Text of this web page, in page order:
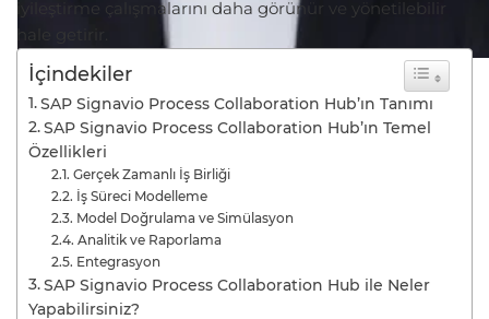
iyileştirme çalışmalarını daha görünür ve yönetilebilir
hale getirir.
İçindekiler
SAP Signavio Process Collaboration Hub’ın Tanımı
SAP Signavio Process Collaboration Hub’ın Temel
Özellikleri
Gerçek Zamanlı İş Birliği
İş Süreci Modelleme
Model Doğrulama ve Simülasyon
Analitik ve Raporlama
Entegrasyon
SAP Signavio Process Collaboration Hub ile Neler
Yapabilirsiniz?